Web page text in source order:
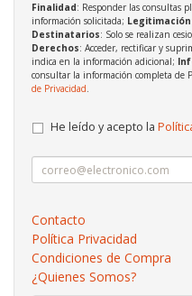
Finalidad: Responder las consultas
información solicitada; Legitimación
Destinatarios: Solo se realizan
Derechos: Acceder, rectificar y
indica en la información adicional;
consultar la información completa de
de Privacidad.
He leído y acepto la
Contacto
Política Privacidad
Condiciones de Compra
¿Quienes Somos?